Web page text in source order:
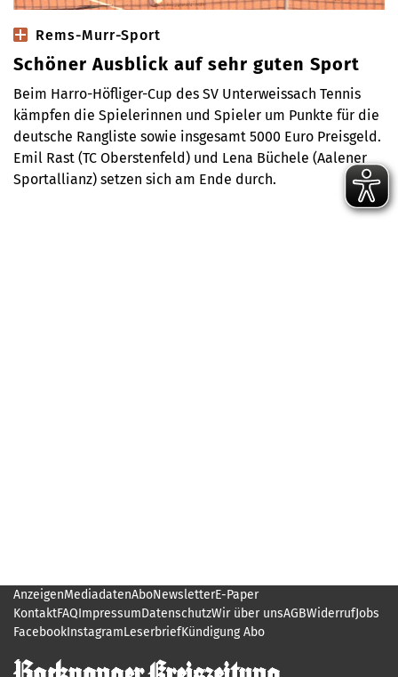
Rems-Murr-Sport
Schöner Ausblick auf sehr guten Sport
Beim Harro-Höfliger-Cup des SV Unterweissach Tennis
kämpfen die Spielerinnen und Spieler um Punkte für die
deutsche Rangliste sowie insgesamt 5000 Euro Preisgeld.
Emil Rast (TC Oberstenfeld) und Lena Büchele (Aalener
Sportallianz) setzen sich am Ende durch.
AnzeigenMediadatenAboNewsletterE-Paper
KontaktFAQImpressumDatenschutzWir über unsAGBWiderrufJobs
FacebookInstagramLeserbriefKündigung Abo